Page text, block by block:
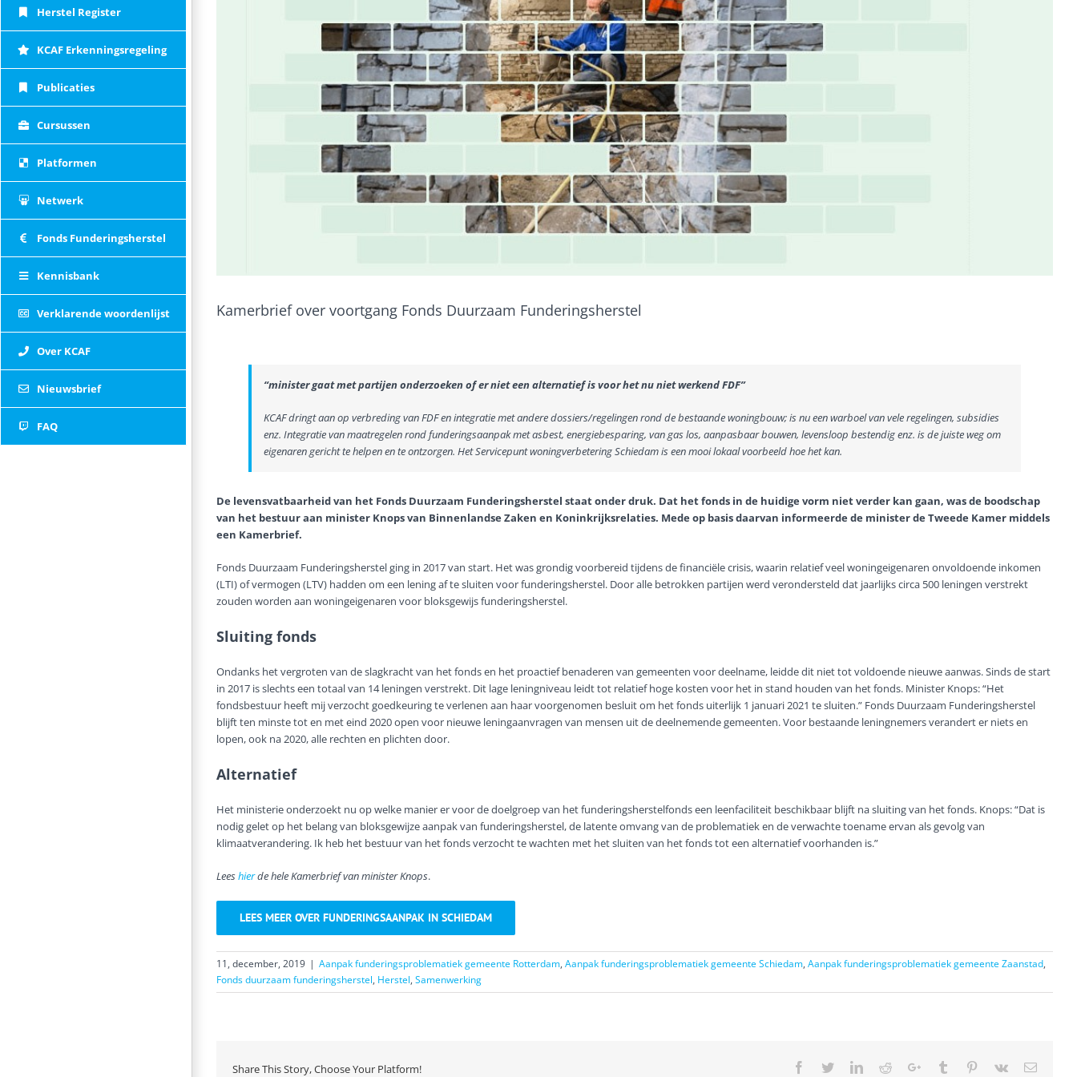
Herstel Register
KCAF Erkenningsregeling
Publicaties
Cursussen
Platformen
Netwerk
Fonds Funderingsherstel
Kennisbank
Verklarende woordenlijst
Over KCAF
Nieuwsbrief
FAQ
Kamerbrief over voortgang Fonds Duurzaam Funderingsherstel
“minister gaat met partijen onderzoeken of er niet een alternatief is voor het nu niet werkend FDF”
KCAF dringt aan op verbreding van FDF en integratie met andere dossiers/regelingen rond de bestaande woningbouw; is nu een warboel van vele regelingen, subsidies
enz. Integratie van maatregelen rond funderingsaanpak met asbest, energiebesparing, van gas los, aanpasbaar bouwen, levensloop bestendig enz. is de juiste weg om
eigenaren gericht te helpen en te ontzorgen. Het Servicepunt woningverbetering Schiedam is een mooi lokaal voorbeeld hoe het kan.
De levensvatbaarheid van het Fonds Duurzaam Funderingsherstel staat onder druk. Dat het fonds in de huidige vorm niet verder kan gaan, was de boodschap
van het bestuur aan minister Knops van Binnenlandse Zaken en Koninkrijksrelaties. Mede op basis daarvan informeerde de minister de Tweede Kamer middels
een Kamerbrief.
Fonds Duurzaam Funderingsherstel ging in 2017 van start. Het was grondig voorbereid tijdens de financiële crisis, waarin relatief veel woningeigenaren onvoldoende inkomen
(LTI) of vermogen (LTV) hadden om een lening af te sluiten voor funderingsherstel. Door alle betrokken partijen werd verondersteld dat jaarlijks circa 500 leningen verstrekt
zouden worden aan woningeigenaren voor bloksgewijs funderingsherstel.
Sluiting fonds
Ondanks het vergroten van de slagkracht van het fonds en het proactief benaderen van gemeenten voor deelname, leidde dit niet tot voldoende nieuwe aanwas. Sinds de start
in 2017 is slechts een totaal van 14 leningen verstrekt. Dit lage leningniveau leidt tot relatief hoge kosten voor het in stand houden van het fonds. Minister Knops: “Het
fondsbestuur heeft mij verzocht goedkeuring te verlenen aan haar voorgenomen besluit om het fonds uiterlijk 1 januari 2021 te sluiten.” Fonds Duurzaam Funderingsherstel
blijft ten minste tot en met eind 2020 open voor nieuwe leningaanvragen van mensen uit de deelnemende gemeenten. Voor bestaande leningnemers verandert er niets en
lopen, ook na 2020, alle rechten en plichten door.
Alternatief
Het ministerie onderzoekt nu op welke manier er voor de doelgroep van het funderingsherstelfonds een leenfaciliteit beschikbaar blijft na sluiting van het fonds. Knops: “Dat is
nodig gelet op het belang van bloksgewijze aanpak van funderingsherstel, de latente omvang van de problematiek en de verwachte toename ervan als gevolg van
klimaatverandering. Ik heb het bestuur van het fonds verzocht te wachten met het sluiten van het fonds tot een alternatief voorhanden is.”
Leeshierde hele Kamerbrief van minister Knops.
LEES MEER OVER FUNDERINGSAANPAK IN SCHIEDAM
11, december, 2019 | Aanpak funderingsproblematiek gemeente Rotterdam, Aanpak funderingsproblematiek gemeente Schiedam, Aanpak funderingsproblematiek gemeente Zaanstad,
Fonds duurzaam funderingsherstel, Herstel, Samenwerking
Share This Story, Choose Your Platform! Facebook
TwitterLinkedIn
RedditGoogle+Tumblr Pinterest
Vk Email